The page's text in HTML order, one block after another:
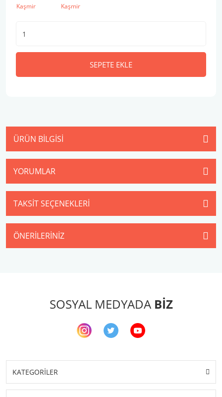
SEPETE EKLE
ÜRÜN BILGISI
YORUMLAR
TAKSIT SEÇENEKLERI
ÖNERILERINIZ
SOSYAL MEDYADA BİZ
KATEGORİLER